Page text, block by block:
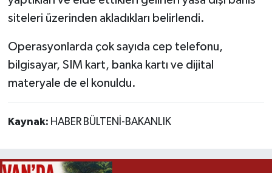
siteleri üzerinden akladıkları belirlendi.
Operasyonlarda çok sayıda cep telefonu,
bilgisayar, SIM kart, banka kartı ve dijital
materyale de el konuldu.
Kaynak: HABER BÜLTENİ-BAKANLIK